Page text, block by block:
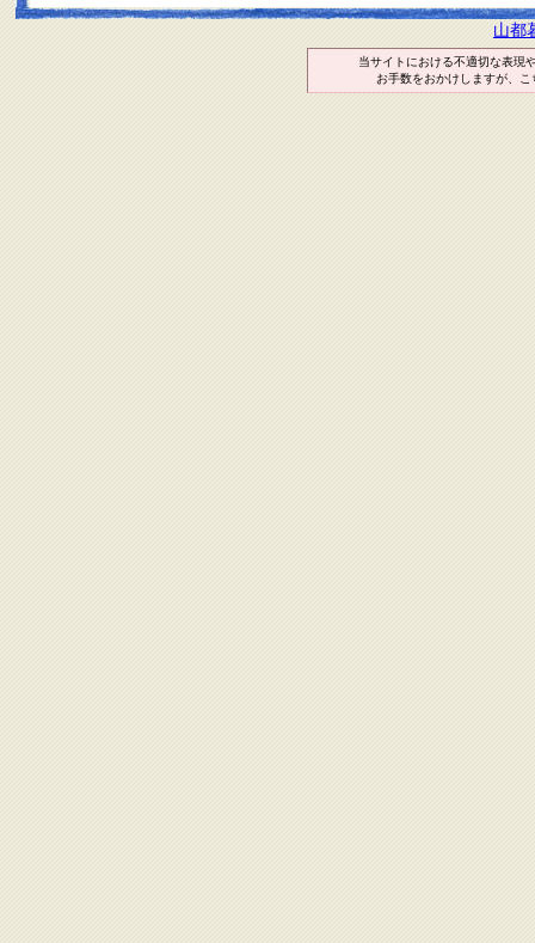
山都
当サイトにおける不適切な表現
お手数をおかけしますが、こ